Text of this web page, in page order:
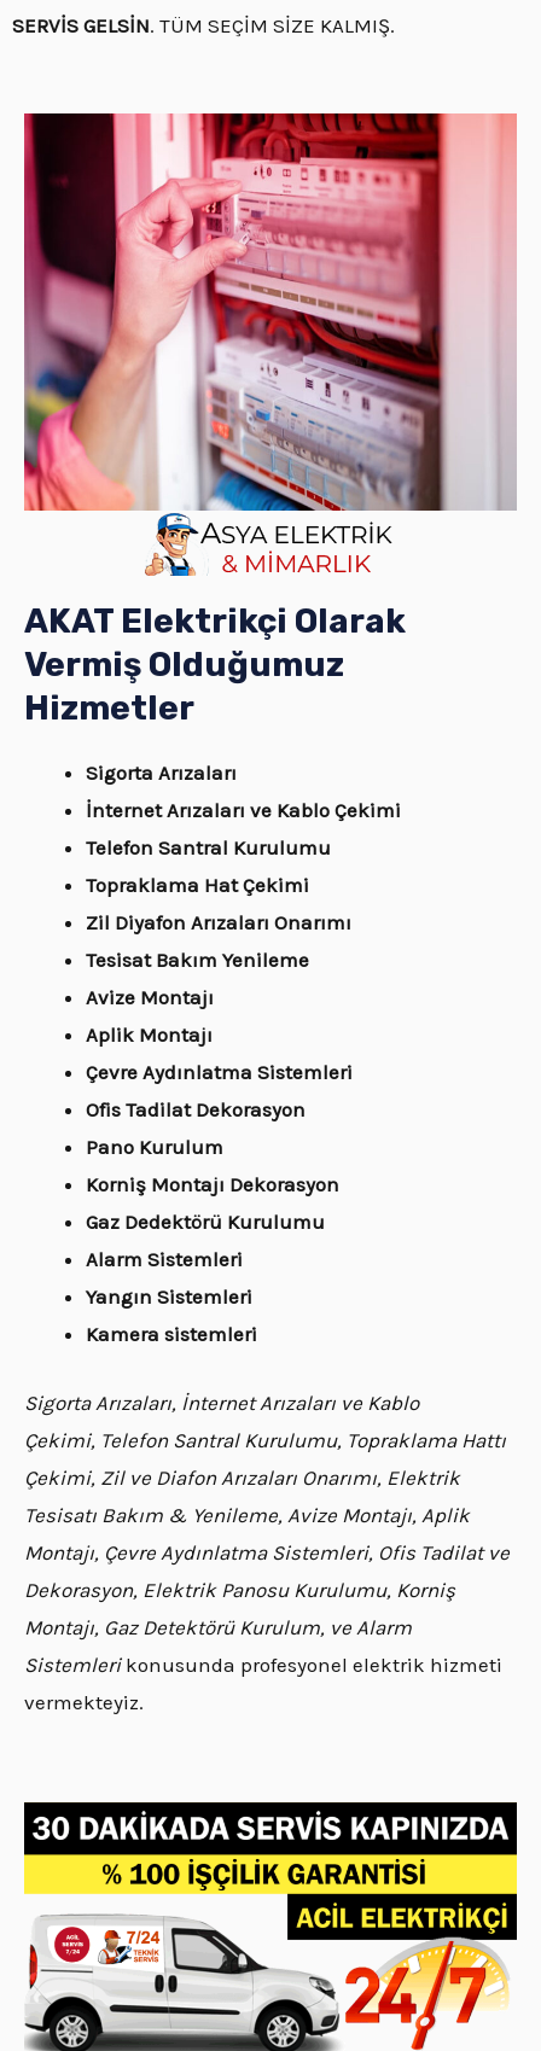
SERVİS GELSİN. TÜM SEÇİM SİZE KALMIŞ.
AKAT Elektrikçi Olarak
Vermiş Olduğumuz
Hizmetler
Sigorta Arızaları
İnternet Arızaları ve Kablo Çekimi
Telefon Santral Kurulumu
Topraklama Hat Çekimi
Zil Diyafon Arızaları Onarımı
Tesisat Bakım Yenileme
Avize Montajı
Aplik Montajı
Çevre Aydınlatma Sistemleri
Ofis Tadilat Dekorasyon
Pano Kurulum
Korniş Montajı Dekorasyon
Gaz Dedektörü Kurulumu
Alarm Sistemleri
Yangın Sistemleri
Kamera sistemleri
Sigorta Arızaları, İnternet Arızaları ve Kablo
Çekimi, Telefon Santral Kurulumu, Topraklama Hattı
Çekimi, Zil ve Diafon Arızaları Onarımı, Elektrik
Tesisatı Bakım & Yenileme, Avize Montajı, Aplik
Montajı, Çevre Aydınlatma Sistemleri, Ofis Tadilat ve
Dekorasyon, Elektrik Panosu Kurulumu, Korniş
Montajı, Gaz Detektörü Kurulum, ve Alarm
Sistemlerikonusunda profesyonel elektrik hizmeti
vermekteyiz.